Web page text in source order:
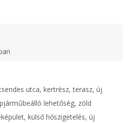
utca, kertrész, terasz, új
lehetőség, zöld
külső hőszigetelés, új